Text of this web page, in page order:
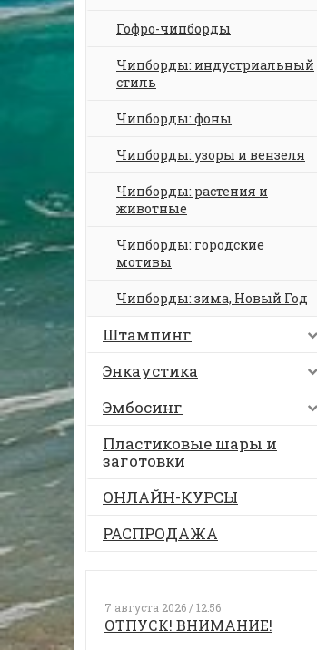
Гофро-чипборды
Чипборды: индустриальный
стиль
Чипборды: фоны
Чипборды: узоры и вензеля
Чипборды: растения и
животные
Чипборды: городские
мотивы
Чипборды: зима, Новый Год
Штампинг
Энкаустика
Эмбосинг
Пластиковые шары и
заготовки
ОНЛАЙН-КУРСЫ
РАСПРОДАЖА
7 августа 2026 / 12:56
ОТПУСК! ВНИМАНИЕ!